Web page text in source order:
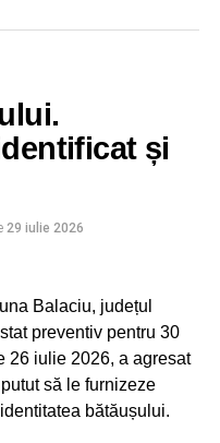
și
29 iulie 2026
Balaciu, județul
preventiv pentru 30
26 iulie 2026, a agresat
să le furnizeze
bătăușului.